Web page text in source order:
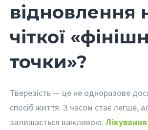
відновлення
чіткої
точки»?
Тверезість — це не одноразове
спосіб життя. З часом стає легше,
залишається важливою.